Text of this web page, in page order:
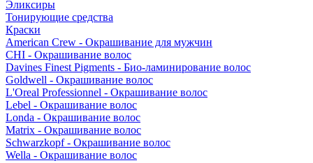
Эликсиры
Тонирующие средства
Краски
American Crew - Окрашивание для мужчин
CHI - Окрашивание волос
Davines Finest Pigments - Био-ламинирование волос
Goldwell - Окрашивание волос
L'Oreal Professionnel - Окрашивание волос
Lebel - Окрашивание волос
Londa - Окрашивание волос
Matrix - Окрашивание волос
Schwarzkopf - Окрашивание волос
Wella - Окрашивание волос